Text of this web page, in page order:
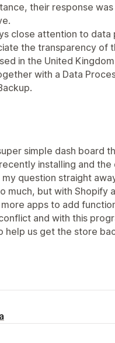
their response
close attention to data
the transparency of
in the United
with a Data
simple dash board
installing and the
question straight
much, but with Shopify
apps to add
and with this
help us get the store